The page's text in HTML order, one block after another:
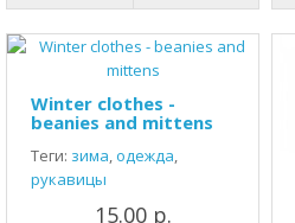
Winter clothes -
beanies and mittens
Теги: зима,одежда,
рукавицы
15.00 р.